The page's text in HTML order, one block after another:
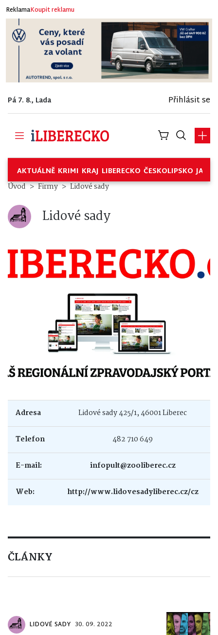
ReklamaKoupit reklamu
Pá 7. 8., Lada Přihlásit se
AKTUÁLNĚ KRIMI KRAJ LIBERECKO ČESKOLIPSKO
Lidové sady – Firmy
Úvod Firmy Lidové sady
Lidové sady
Adresa Lidové sady 425/1, 46001 Liberec
Telefon 482 710 649
E-mail: infopult@zooliberec.cz
Web: http://www.lidovesadyliberec.cz/cz
ČLÁNKY
LIDOVÉ SADY 30. 09. 2022